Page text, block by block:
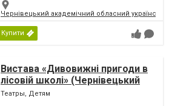
Чернівецький академічний обласний
Купити
Вистава «Дивовижні пригоди в
лісовій школі» (Чернівецький
театр ляльок)
Театры, Детям